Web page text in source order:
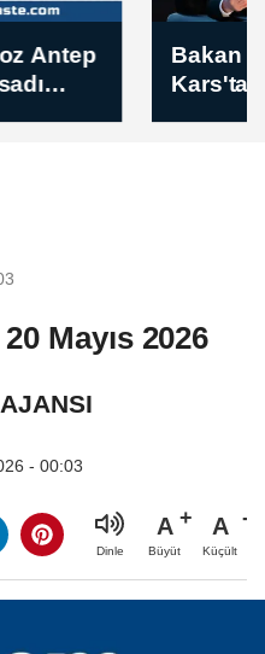
Bakan Yumaklı,
Kars'ta başlayan
Mayıs 2026
- 00:03
Dinle
A
Büyüt
A
Küçült